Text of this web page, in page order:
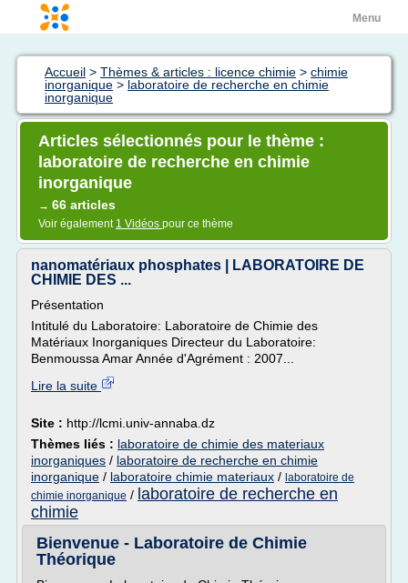
Menu
Accueil > Thèmes & articles : licence chimie > chimie
inorganique > laboratoire de recherche en chimie
inorganique
Articles sélectionnés pour le thème :
laboratoire de recherche en chimie
inorganique
→ 66 articles
Voir également 1 Vidéos pour ce thème
nanomatériaux phosphates | LABORATOIRE DE
CHIMIE DES ...
Présentation
Intitulé du Laboratoire: Laboratoire de Chimie des
Matériaux Inorganiques Directeur du Laboratoire:
Benmoussa Amar Année d'Agrément : 2007...
Lire la suite
Site : http://lcmi.univ-annaba.dz
Thèmes liés : laboratoire de chimie des materiaux
inorganiques / laboratoire de recherche en chimie
inorganique / laboratoire chimie materiaux / laboratoire de
chimie inorganique / laboratoire de recherche en
chimie
Bienvenue - Laboratoire de Chimie
Théorique